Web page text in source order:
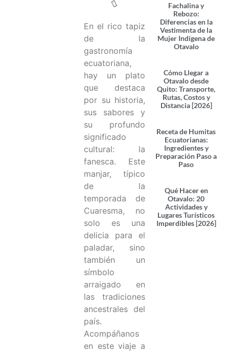
En el rico tapiz
de la
gastronomía
ecuatoriana,
hay un plato
que destaca
por su historia,
sus sabores y
su profundo
significado
cultural: la
fanesca. Este
manjar, típico
de la
temporada de
Cuaresma, no
solo es una
delicia para el
paladar, sino
también un
símbolo
arraigado en
las tradiciones
ancestrales del
país.
Acompáñanos
en este viaje a
Fachalina y
Rebozo:
Diferencias en la
Vestimenta de la
Mujer Indígena de
Otavalo
Cómo Llegar a
Otavalo desde
Quito: Transporte,
Rutas, Costos y
Distancia [2026]
Receta de Humitas
Ecuatorianas:
Ingredientes y
Preparación Paso a
Paso
Qué Hacer en
Otavalo: 20
Actividades y
Lugares Turísticos
Imperdibles [2026]